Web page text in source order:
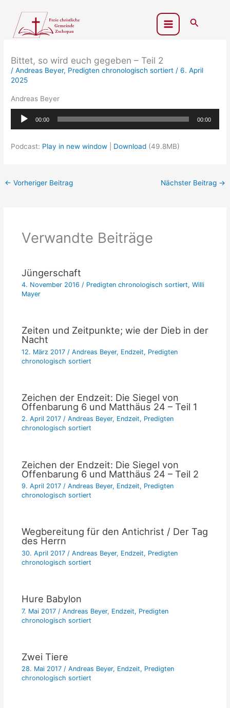
springen
Suchen
Bittet, so wird euch gegeben – Teil 2
/Andreas Beyer, Predigten chronologisch sortiert /6. April
2025
Andreas Beyer
Audio-
00:00 00:00
Podcast: Play in new window Download (49.8MB)
← Vorheriger Beitrag Nächster Beitrag →
Verwandte Beiträge
Jüngerschaft
4. November 2016 / Predigten chronologisch sortiert, Willi
Mayer
Zeiten und Zeitpunkte; wie der Dieb in der
Nacht
12. März 2017 / Andreas Beyer, Endzeit, Predigten
chronologisch sortiert
Zeichen der Endzeit: Die Siegel von
Offenbarung 6 und Matthäus 24 – Teil 1
2. April 2017 / Andreas Beyer, Endzeit, Predigten
chronologisch sortiert
Zeichen der Endzeit: Die Siegel von
Offenbarung 6 und Matthäus 24 – Teil 2
9. April 2017 / Andreas Beyer, Endzeit, Predigten
chronologisch sortiert
Wegbereitung für den Antichrist / Der Tag
des Herrn
30. April 2017 / Andreas Beyer, Endzeit, Predigten
chronologisch sortiert
Hure Babylon
7. Mai 2017 / Andreas Beyer, Endzeit, Predigten
chronologisch sortiert
Zwei Tiere
28. Mai 2017 / Andreas Beyer, Endzeit, Predigten
chronologisch sortiert